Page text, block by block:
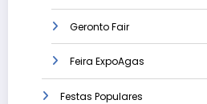
Geronto Fair
Feira ExpoAgas
Festas Populares